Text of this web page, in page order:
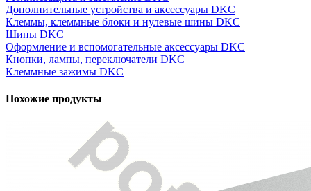
Дополнительные устройства и аксессуары DKC
Клеммы, клеммные блоки и нулевые шины DKC
Шины DKC
Оформление и вспомогательные аксессуары DKC
Кнопки, лампы, переключатели DKC
Клеммные зажимы DKC
Похожие продукты